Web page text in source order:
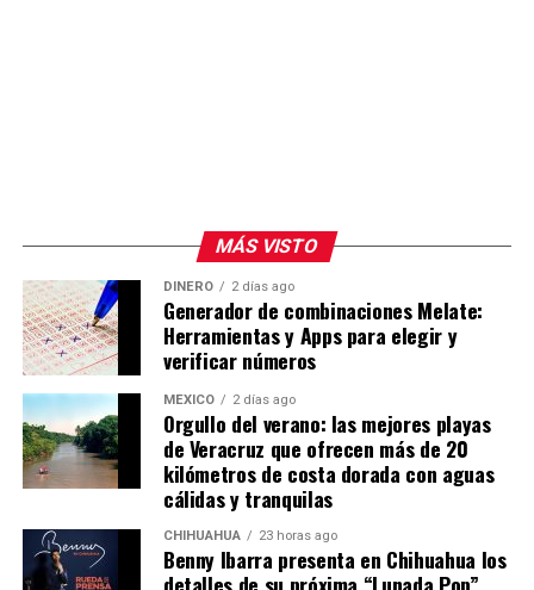
MÁS VISTO
DINERO 2 días ago
Generador de combinaciones Melate:
Herramientas y Apps para elegir y
verificar números
MÉXICO 2 días ago
Orgullo del verano: las mejores playas
de Veracruz que ofrecen más de 20
kilómetros de costa dorada con aguas
cálidas y tranquilas
CHIHUAHUA 23 horas ago
Benny Ibarra presenta en Chihuahua los